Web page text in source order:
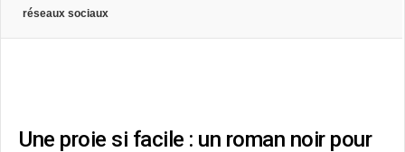
réseaux sociaux
Une proie si facile : un roman noir pour